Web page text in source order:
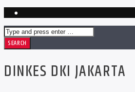
DINKES DKI JAKARTA